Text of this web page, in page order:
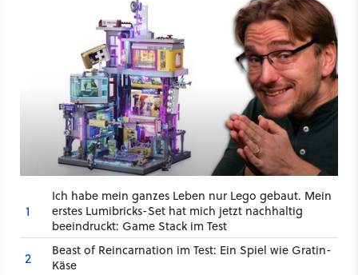
1
Ich habe mein ganzes Leben nur Lego gebaut. Mein
erstes Lumibricks-Set hat mich jetzt nachhaltig
beeindruckt: Game Stack im Test
2
Beast of Reincarnation im Test: Ein Spiel wie Gratin-
Käse